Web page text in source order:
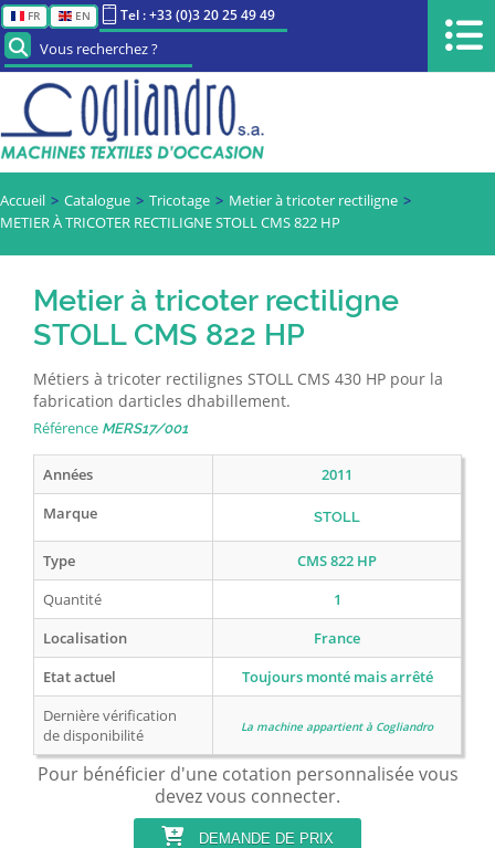
FR EN Tel : +33 (0)3 20 25 49 49
Vous recherchez ?
Accueil Catalogue Tricotage
Metier à tricoter rectiligne
METIER À TRICOTER RECTILIGNE STOLL CMS 822 HP
Metier à tricoter rectiligne
STOLL CMS 822 HP
Métiers à tricoter rectilignes STOLL CMS 430 HP pour la
fabrication darticles dhabillement.
Référence MERS17/001
Années
2011
Marque
STOLL
Type
CMS 822 HP
Quantité
1
Localisation
France
Etat actuel
Toujours monté mais arrêté
Dernière vérification
de disponibilité
La machine appartient à Cogliandro
Pour bénéficier d'une cotation personnalisée vous
devez vous connecter.
DEMANDE DE PRIX